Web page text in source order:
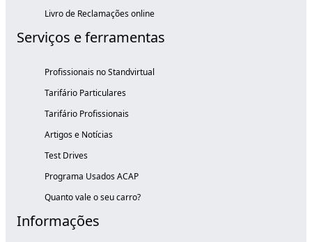
Livro de Reclamações online
Serviços e ferramentas
Profissionais no Standvirtual
Tarifário Particulares
Tarifário Profissionais
Artigos e Notícias
Test Drives
Programa Usados ACAP
Quanto vale o seu carro?
Informações